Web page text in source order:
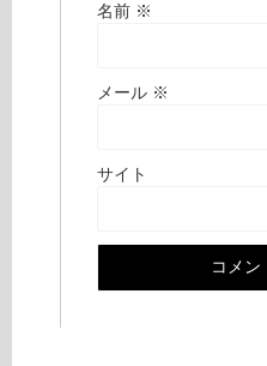
名前 ※
メール ※
サイト